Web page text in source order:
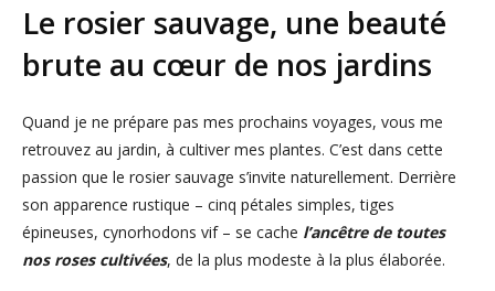
Le rosier sauvage, une beauté
brute au cœur de nos jardins
Quand je ne prépare pas mes prochains voyages, vous me
retrouvez au jardin, à cultiver mes plantes. C’est dans cette
passion que le rosier sauvage s’invite naturellement. Derrière
son apparence rustique – cinq pétales simples, tiges
épineuses, cynorhodons vif – se cache l’ancêtre de toutes
nos roses cultivées, de la plus modeste à la plus élaborée.